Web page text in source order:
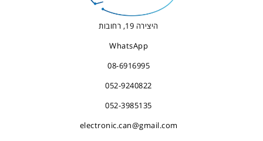
היצירה 19, רחובות
WhatsApp
08-6916995
052-9240822
052-3985135
electronic.can@gmail.com